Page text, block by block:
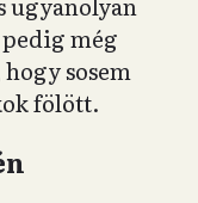
még
sosem
fölött.